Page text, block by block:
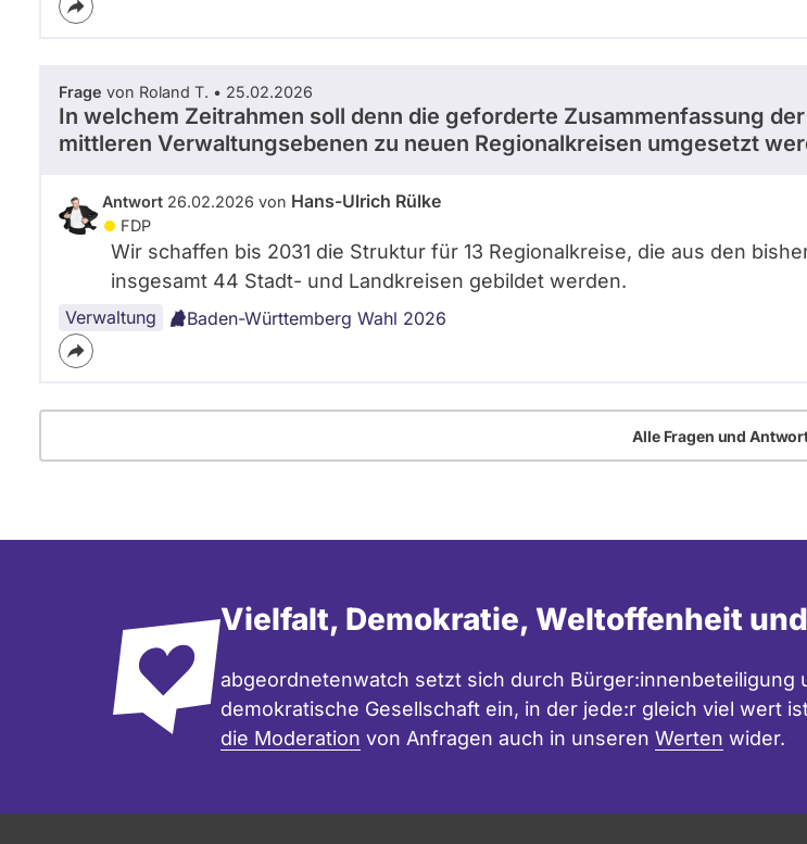
Frage von Roland T. • 25.02.2026
In welchem Zeitrahmen soll denn die geforderte Zusammenfassung
mittleren Verwaltungsebenen zu neuen Regionalkreisen umgesetzt
Antwort 26.02.2026 von Hans-Ulrich Rülke
FDP
Wir schaffen bis 2031 die Struktur für 13 Regionalkreise, die aus den
insgesamt 44 Stadt- und Landkreisen gebildet werden.
Verwaltung Baden-Württemberg Wahl 2026
Alle Fragen und
Vielfalt, Demokratie, Weltoffenheit
abgeordnetenwatch setzt sich durch Bürger:innenbeteiligung
demokratische Gesellschaft ein, in der jede:r gleich viel wert
die Moderation von Anfragen auch in unseren Werten wider.